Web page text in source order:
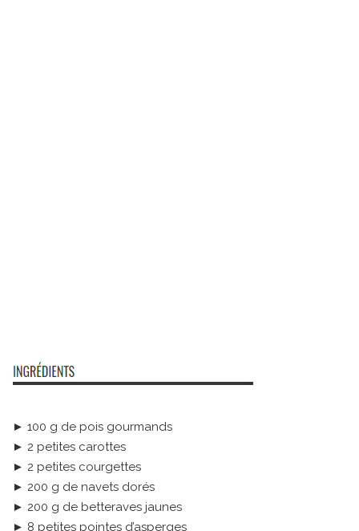
► 100 g de pois gourmands
► 2 petites carottes
► 2 petites courgettes
► 200 g de navets dorés
► 200 g de betteraves jaunes
► 8 petites pointes d’asperges